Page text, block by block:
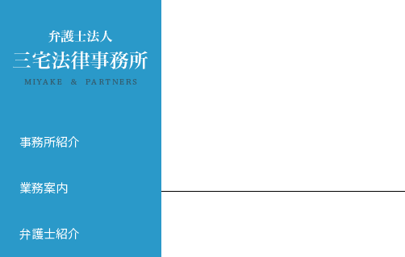
事務所紹介
業務案内
弁護士紹介